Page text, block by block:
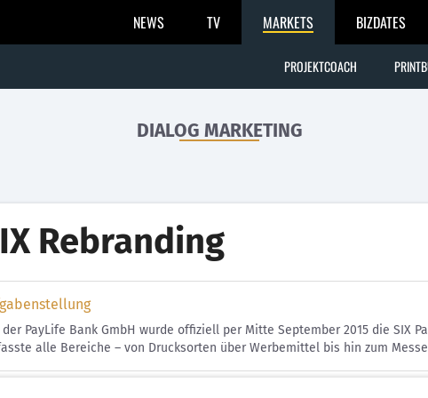
NEWS TV MARKETS BIZDATES
PROJEKTCOACH
DIALOG MARKETING
Rebranding
der PayLife Bank GmbH wurde offiziell per Mitte September 2015 die SIX
alle Bereiche – von Drucksorten über Werbemittel bis hin zum